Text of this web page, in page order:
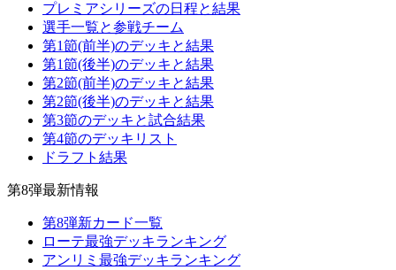
プレミアシリーズの日程と結果
選手一覧と参戦チーム
第1節(前半)のデッキと結果
第1節(後半)のデッキと結果
第2節(前半)のデッキと結果
第2節(後半)のデッキと結果
第3節のデッキと試合結果
第4節のデッキリスト
ドラフト結果
第8弾最新情報
第8弾新カード一覧
ローテ最強デッキランキング
アンリミ最強デッキランキング